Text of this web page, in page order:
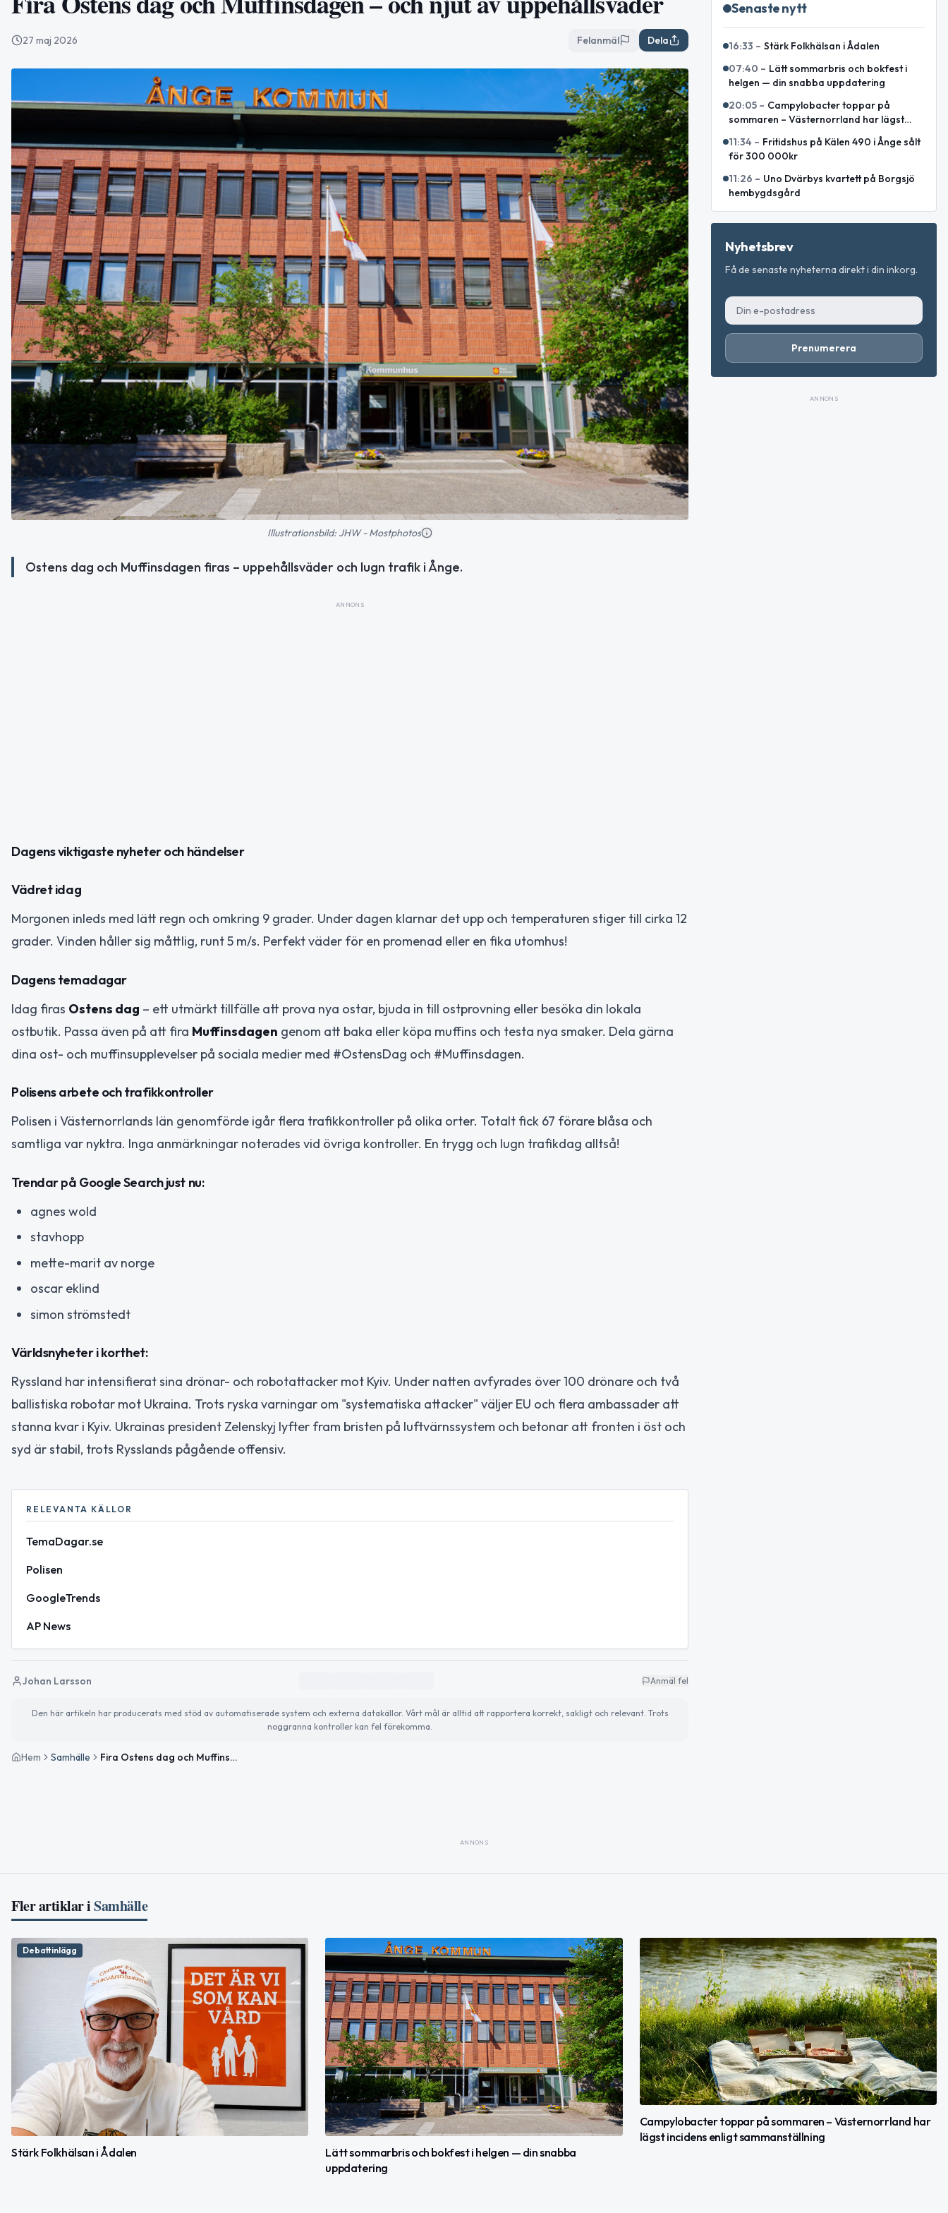
27 maj 2026 Felanmäl Dela
Illustrationsbild: JHW - Mostphotos
Ostens dag och Muffinsdagen firas – uppehållsväder och lugn trafik i Ånge.
ANNONS
Dagens viktigaste nyheter och händelser
Vädret idag
Morgonen inleds med lätt regn och omkring 9 grader. Under dagen klarnar det upp och temperaturen stiger till cirka 12
grader. Vinden håller sig måttlig, runt 5 m/s. Perfekt väder för en promenad eller en fika utomhus!
Dagens temadagar
Idag firas Ostens dag – ett utmärkt tillfälle att prova nya ostar, bjuda in till ostprovning eller besöka din lokala
ostbutik. Passa även på att fira Muffinsdagen genom att baka eller köpa muffins och testa nya smaker. Dela gärna
dina ost- och muffinsupplevelser på sociala medier med #OstensDag och #Muffinsdagen.
Polisens arbete och trafikkontroller
Polisen i Västernorrlands län genomförde igår flera trafikkontroller på olika orter. Totalt fick 67 förare blåsa och
samtliga var nyktra. Inga anmärkningar noterades vid övriga kontroller. En trygg och lugn trafikdag alltså!
Trendar på Google Search just nu:
agnes wold
stavhopp
mette-marit av norge
oscar eklind
simon strömstedt
Världsnyheter i korthet:
Ryssland har intensifierat sina drönar- och robotattacker mot Kyiv. Under natten avfyrades över 100 drönare och två
ballistiska robotar mot Ukraina. Trots ryska varningar om "systematiska attacker" väljer EU och flera ambassader att
stanna kvar i Kyiv. Ukrainas president Zelenskyj lyfter fram bristen på luftvärnssystem och betonar att fronten i öst och
syd är stabil, trots Rysslands pågående offensiv.
RELEVANTA KÄLLOR
TemaDagar.se
Polisen
GoogleTrends
AP News
Johan Larsson Anmäl fel
Den här artikeln har producerats med stöd av automatiserade system och externa datakällor. Vårt mål är alltid att rapportera korrekt, sakligt och relevant. Trots
noggranna kontroller kan fel förekomma.
Hem Samhälle Fira Ostens dag och Muffinsdagen – och njut av uppehållsväder
Senaste nytt
16:33 – Stärk Folkhälsan i Ådalen
07:40 – Lätt sommarbris och bokfest i
helgen — din snabba uppdatering
20:05 – Campylobacter toppar på
sommaren – Västernorrland har lägst
11:34 – Fritidshus på Kälen 490 i Ånge sålt
för 300 000kr
11:26 – Uno Dvärbys kvartett på Borgsjö
hembygdsgård
Nyhetsbrev
Få de senaste nyheterna direkt i din inkorg.
Prenumerera
ANNONS
ANNONS
Fler artiklar iSamhälle
Debattinlägg
Stärk Folkhälsan i Ådalen
Lätt sommarbris och bokfest i helgen — din snabba
uppdatering
Campylobacter toppar på sommaren – Västernorrland har
lägst incidens enligt sammanställning